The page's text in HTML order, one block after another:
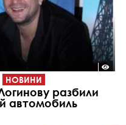
НОВИНИ
разбили
автомобиль